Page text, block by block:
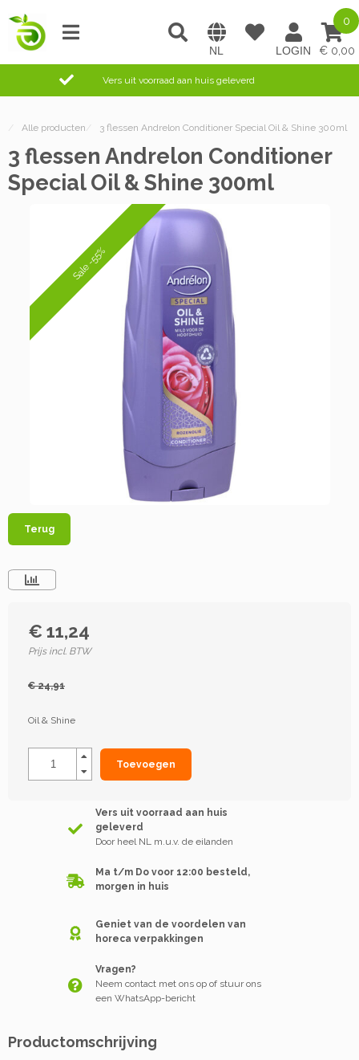
0,00
0
Vers uit voorraad aan huis geleverd
/ Alle producten / 3 flessen Andrelon Conditioner Special Oil & Shine 300ml
3 flessen Andrelon Conditioner
Special Oil & Shine 300ml
Sale -55%
Terug
€ 11,24
Prijs incl. BTW
€ 24,91
Oil & Shine
Toevoegen
Vers uit voorraad aan huis
geleverd
Door heel NL m.u.v. de eilanden
Ma t/m Do voor 12:00 besteld,
morgen in huis
Geniet van de voordelen van
horeca verpakkingen
Vragen?
Neem contact met ons op of stuur ons
een WhatsApp-bericht
Productomschrijving